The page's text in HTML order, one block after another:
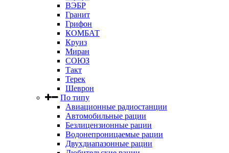
ВЭБР
Гранит
Грифон
КОМБАТ
Круиз
Миран
СОЮЗ
Такт
Терек
Шеврон
По типу
Авиационные радиостанции
Автомобильные рации
Безлицензионные рации
Водонепроницаемые рации
Двухдиапазонные рации